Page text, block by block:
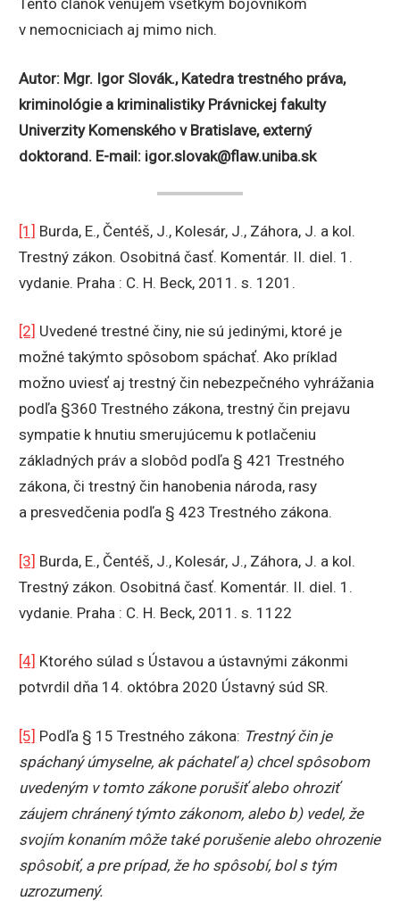
Tento článok venujem všetkým bojovníkom
v nemocniciach aj mimo nich.
Autor: Mgr. Igor Slovák., Katedra trestného práva,
kriminológie a kriminalistiky Právnickej fakulty
Univerzity Komenského v Bratislave, externý
doktorand. E-mail: igor.slovak@flaw.uniba.sk
[1] Burda, E., Čentéš, J., Kolesár, J., Záhora, J. a kol.
Trestný zákon. Osobitná časť. Komentár. II. diel. 1.
vydanie. Praha : C. H. Beck, 2011. s. 1201.
[2] Uvedené trestné činy, nie sú jedinými, ktoré je
možné takýmto spôsobom spáchať. Ako príklad
možno uviesť aj trestný čin nebezpečného vyhrážania
podľa §360 Trestného zákona, trestný čin prejavu
sympatie k hnutiu smerujúcemu k potlačeniu
základných práv a slobôd podľa § 421 Trestného
zákona, či trestný čin hanobenia národa, rasy
a presvedčenia podľa § 423 Trestného zákona.
[3] Burda, E., Čentéš, J., Kolesár, J., Záhora, J. a kol.
Trestný zákon. Osobitná časť. Komentár. II. diel. 1.
vydanie. Praha : C. H. Beck, 2011. s. 1122
[4] Ktorého súlad s Ústavou a ústavnými zákonmi
potvrdil dňa 14. októbra 2020 Ústavný súd SR.
[5] Podľa § 15 Trestného zákona: Trestný čin je
spáchaný úmyselne, ak páchateľ a) chcel spôsobom
uvedeným v tomto zákone porušiť alebo ohroziť
záujem chránený týmto zákonom, alebo b) vedel, že
svojím konaním môže také porušenie alebo ohrozenie
spôsobiť, a pre prípad, že ho spôsobí, bol s tým
uzrozumený.